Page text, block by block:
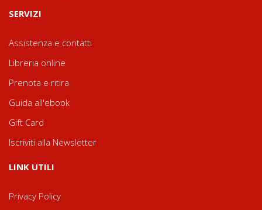
SERVIZI
Assistenza e contatti
Libreria online
Prenota e ritira
Guida all'ebook
Gift Card
Iscriviti alla Newsletter
LINK UTILI
Privacy Policy